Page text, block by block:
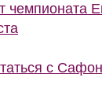
чемпионата
с